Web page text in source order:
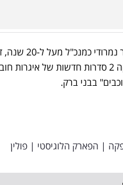
במקביל,
בבני ברק.
| הפארק הלוגיסטי | פולין